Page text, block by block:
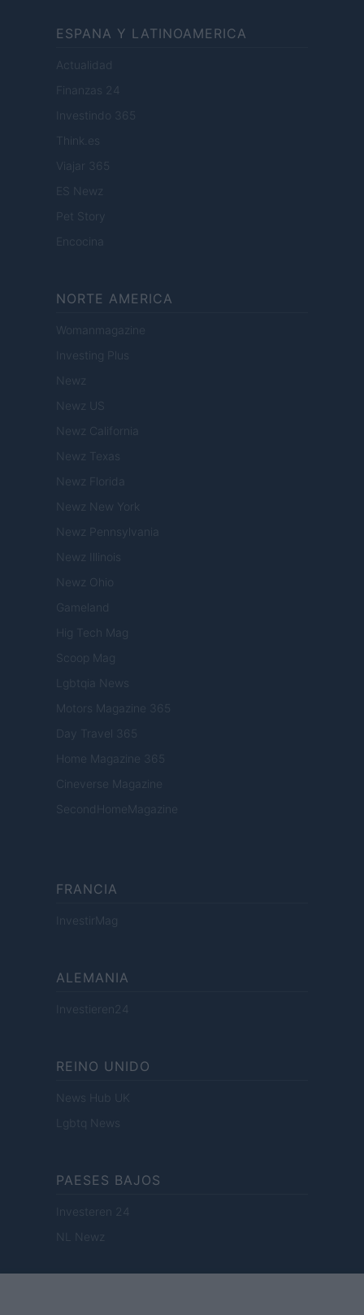
ESPANA Y LATINOAMERICA
Actualidad
Finanzas 24
Investindo 365
Think.es
Viajar 365
ES Newz
Pet Story
Encocina
NORTE AMERICA
Womanmagazine
Investing Plus
Newz
Newz US
Newz California
Newz Texas
Newz Florida
Newz New York
Newz Pennsylvania
Newz Illinois
Newz Ohio
Gameland
Hig Tech Mag
Scoop Mag
Lgbtqia News
Motors Magazine 365
Day Travel 365
Home Magazine 365
Cineverse Magazine
SecondHomeMagazine
FRANCIA
InvestirMag
ALEMANIA
Investieren24
REINO UNIDO
News Hub UK
Lgbtq News
PAESES BAJOS
Investeren 24
NL Newz